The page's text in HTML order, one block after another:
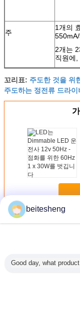
주
1개의
2개는
직원에,
꼬리표: 주도한 것을 위
주도하는 정전류 드라이
더 많은 것
beitesheng
Good day, what